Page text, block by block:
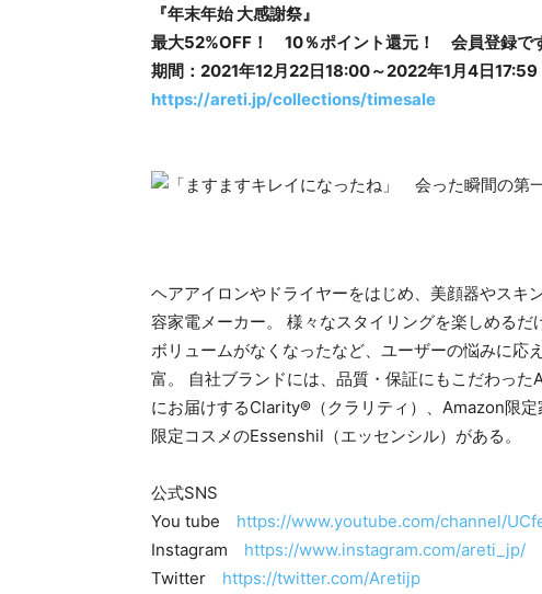
『年末年始 大感謝祭』
最大52%OFF！ 10％ポイント還元！ 会員登録で
期間：2021年12月22日18:00～2022年1月4日17:59
https://areti.jp/collections/timesale
ヘアアイロンやドライヤーをはじめ、美顔器やスキ
容家電メーカー。 様々なスタイリングを楽しめる
ボリュームがなくなったなど、ユーザーの悩みに応
富。 自社ブランドには、品質・保証にもこだわっ
にお届けするClarity®（クラリティ）、Amazon限
限定コスメのEssenshil（エッセンシル）がある。
公式SNS
You tube https://www.youtube.com/channel/
Instagram https://www.instagram.com/areti_jp/
Twitter https://twitter.com/Aretijp